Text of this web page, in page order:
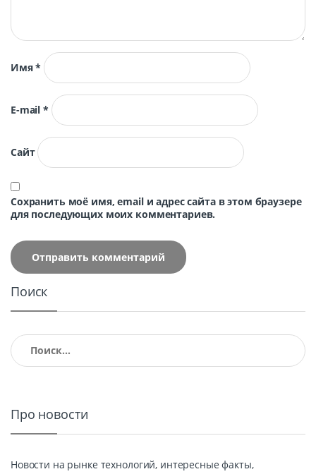
Имя*
E-mail*
Сайт
Сохранить моё имя, email и адрес сайта в этом браузере
для последующих моих комментариев.
Поиск
Найти:
Про новости
Новости на рынке технологий, интересные факты,